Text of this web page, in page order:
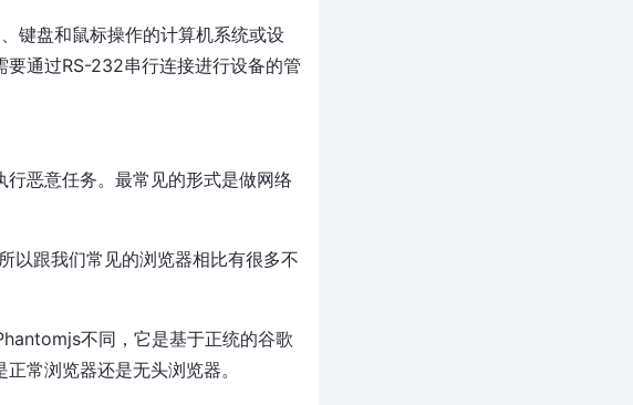
键盘和鼠标操作的计算机系统或设
通过RS-232串行连接进行设备的管
恶意任务。最常见的形式是做网络
以跟我们常见的浏览器相比有很多不
不同，它是基于正统的谷歌
常浏览器还是无头浏览器。